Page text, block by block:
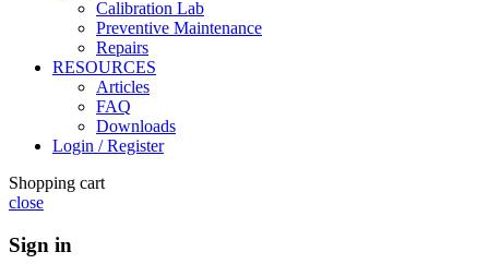
Calibration Lab
Preventive Maintenance
Repairs
RESOURCES
Articles
FAQ
Downloads
Login / Register
Shopping cart
close
Sign in